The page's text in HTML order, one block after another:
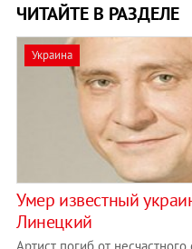
ЧИТАЙТЕ В РАЗДЕЛЕ
Украина
Умер известный
Линецкий
Артист погиб от